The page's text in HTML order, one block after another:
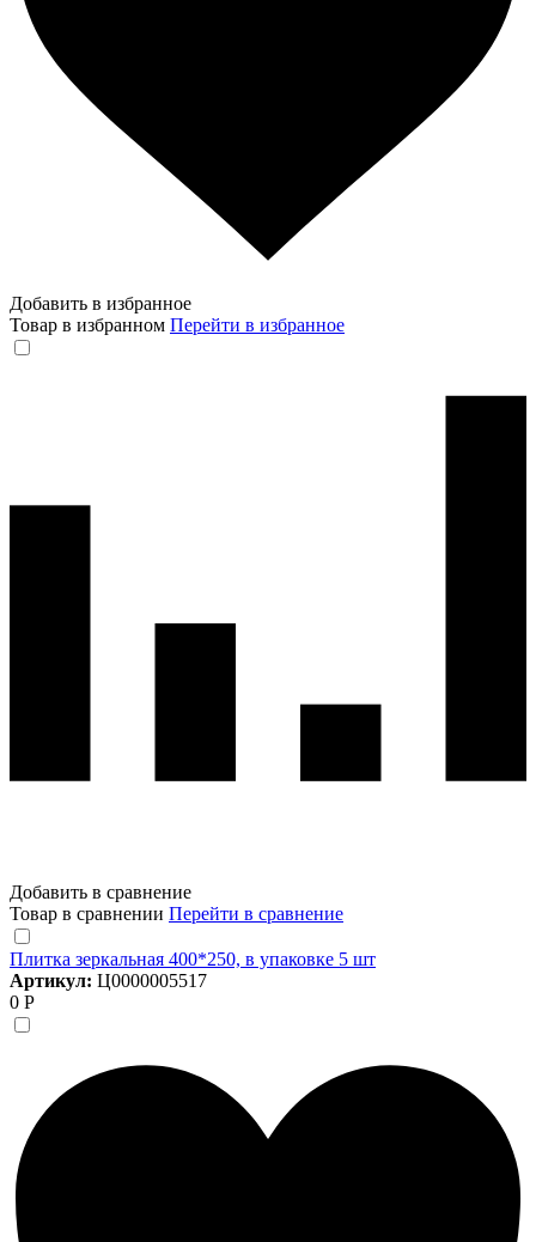
Добавить в избранное
Товар в избранном Перейти в избранное
Добавить в сравнение
Товар в сравнении Перейти в сравнение
Плитка зеркальная 400*250, в упаковке 5 шт
Артикул: Ц0000005517
0 Р